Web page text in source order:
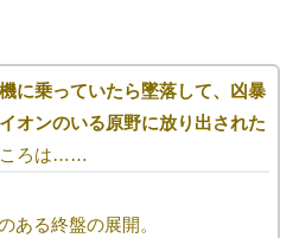
に乗っていたら墜落して、凶暴
オンのいる原野に放り出された
ころは……
ある終盤の展開。